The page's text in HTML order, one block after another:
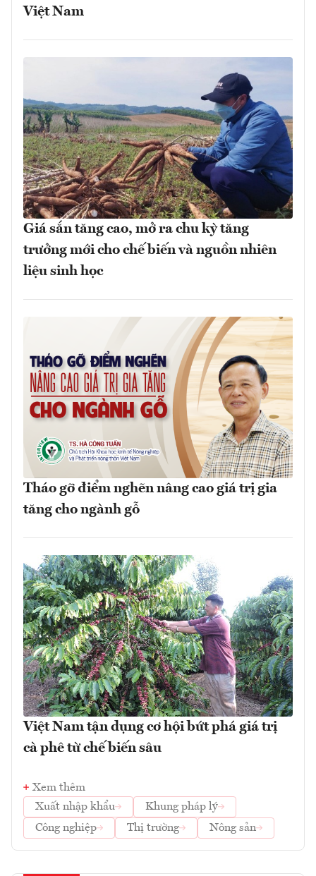
Việt Nam
Giá sắn tăng cao, mở ra chu kỳ tăng
trưởng mới cho chế biến và nguồn nhiên
liệu sinh học
Tháo gỡ điểm nghẽn nâng cao giá trị gia
tăng cho ngành gỗ
Việt Nam tận dụng cơ hội bứt phá giá trị
cà phê từ chế biến sâu
Xem thêm
Xuất nhập khẩu
Khung pháp lý
Công nghiệp
Thị trường Nông sản